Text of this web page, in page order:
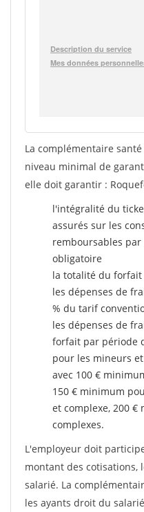
La complémentaire
niveau minimal de
elle doit garantir :
l'intégralité du
assurés sur les
remboursables
obligatoire
la totalité du
les dépenses de
% du tarif
les dépenses de
forfait par période
pour les mineurs
avec 100 €
150 € minimum
et complexe, 200
complexes.
L'employeur doit
montant des cotisations,
salarié. La
les ayants droit du